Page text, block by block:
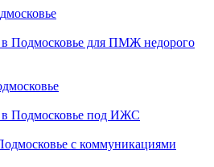
в Подмосковье для ПМЖ недорого
в Подмосковье под ИЖС
с коммуникациями